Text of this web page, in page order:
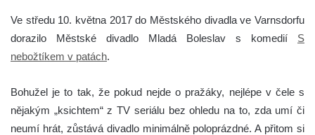
Ve středu 10. května 2017 do Městského divadla ve Varnsdorfu
dorazilo Městské divadlo Mladá Boleslav s komedií S
nebožtíkem v patách.
Bohužel je to tak, že pokud nejde o pražáky, nejlépe v čele s
nějakým „ksichtem“ z TV seriálu bez ohledu na to, zda umí či
neumí hrát, zůstává divadlo minimálně poloprázdné. A přitom si